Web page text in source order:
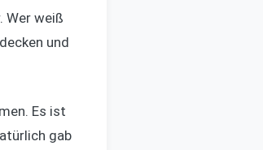
Wer weiß
und
Es ist
gab